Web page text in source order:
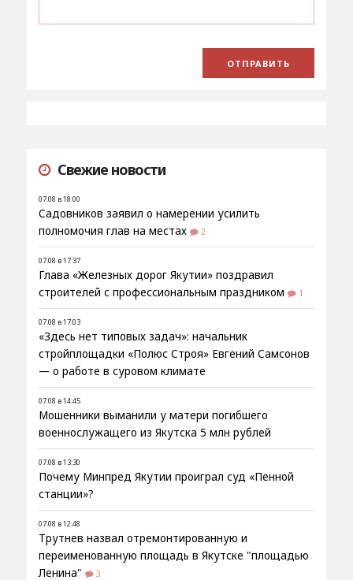
Свежие новости
07.08 в 18:00
Садовников заявил о намерении усилить
полномочия глав на местах
2
07.08 в 17:37
Глава «Железных дорог Якутии» поздравил
строителей с профессиональным праздником
1
07.08 в 17:03
«Здесь нет типовых задач»: начальник
стройплощадки «Полюс Строя» Евгений Самсонов
— о работе в суровом климате
07.08 в 14:45
Мошенники выманили у матери погибшего
военнослужащего из Якутска 5 млн рублей
07.08 в 13:30
Почему Минпред Якутии проиграл суд «Пенной
станции»?
07.08 в 12:48
Трутнев назвал отремонтированную и
переименованную площадь в Якутске "площадью
Ленина"
3